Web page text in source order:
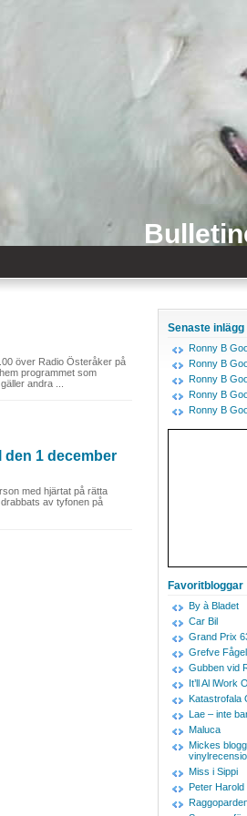
över Radio Österåker på
programmet som
andra ...
1 december
med hjärtat på rätta
av tyfonen på
Senaste inlägg
Ronny B
Ronny B
Ronny B
Ronny B
Ronny B
Favoritbloggar
By à Bladet
Car Bil
Grand Prix
Grefve
Gubben vid
It’ll Al lWork
Katastrofala
Lae – inte
Maluca
Mickes
Miss i Sippi
Peter Harold